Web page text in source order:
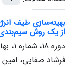
بهینه‌سازی طیف
از یک روش
دوره 18، شماره 1، بهار 1399
فرشاد صفایی، امین